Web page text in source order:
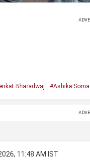
Bharadwaj #Ashika
11:48 AM IST